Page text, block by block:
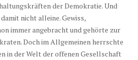
der Demokratie. Und
nicht alleine. Gewiss,
immer angebracht und gehörte zur
Doch im Allgemeinen herrschte
in der Welt der offenen Gesellschaft